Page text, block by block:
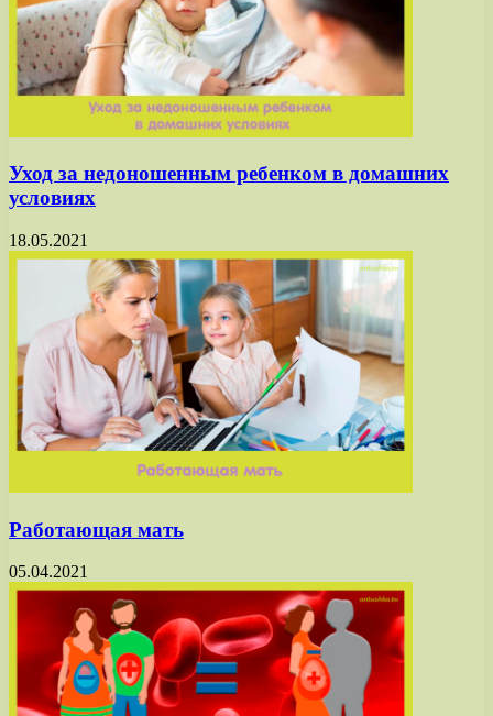
Уход за недоношенным ребенком в домашних
условиях
18.05.2021
Работающая мать
05.04.2021